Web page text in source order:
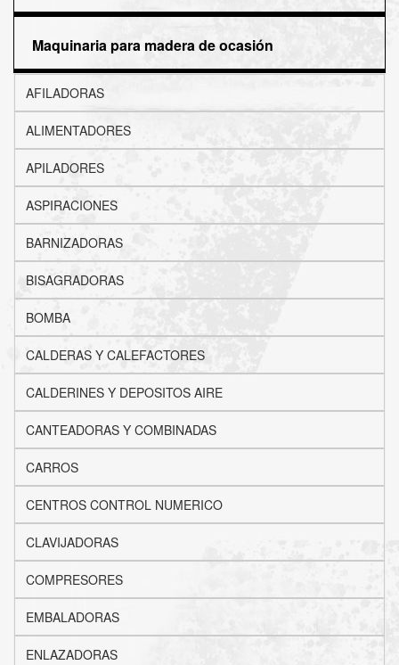
Maquinaria para madera de ocasión
AFILADORAS
ALIMENTADORES
APILADORES
ASPIRACIONES
BARNIZADORAS
BISAGRADORAS
BOMBA
CALDERAS Y CALEFACTORES
CALDERINES Y DEPOSITOS AIRE
CANTEADORAS Y COMBINADAS
CARROS
CENTROS CONTROL NUMERICO
CLAVIJADORAS
COMPRESORES
EMBALADORAS
ENLAZADORAS